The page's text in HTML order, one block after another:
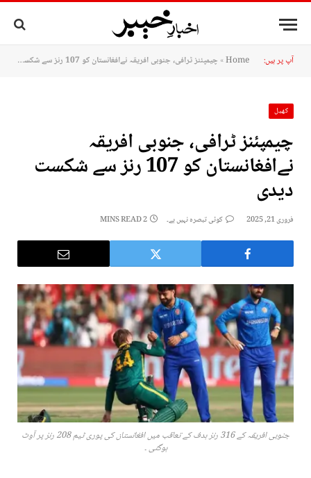
آپ پر ہیں: Home
» چیمپئنز ٹرافی، جنوبی افریقہ نےافغانستان کو 107 رنز سے شکست دیدی
کھیل
چیمپئنز ٹرافی، جنوبی افریقہ
نےافغانستان کو 107 رنز سے شکست
دیدی
فروری 21, 2025 کوئی تبصرہ نہیں ہے۔ 2 MINS READ
جنوبی افریقہ کے 316 رنز ہدف کے تعاقب میں افغانستان کی پوری ٹیم 208 رنز پر آوٹ
ہوگئی ۔